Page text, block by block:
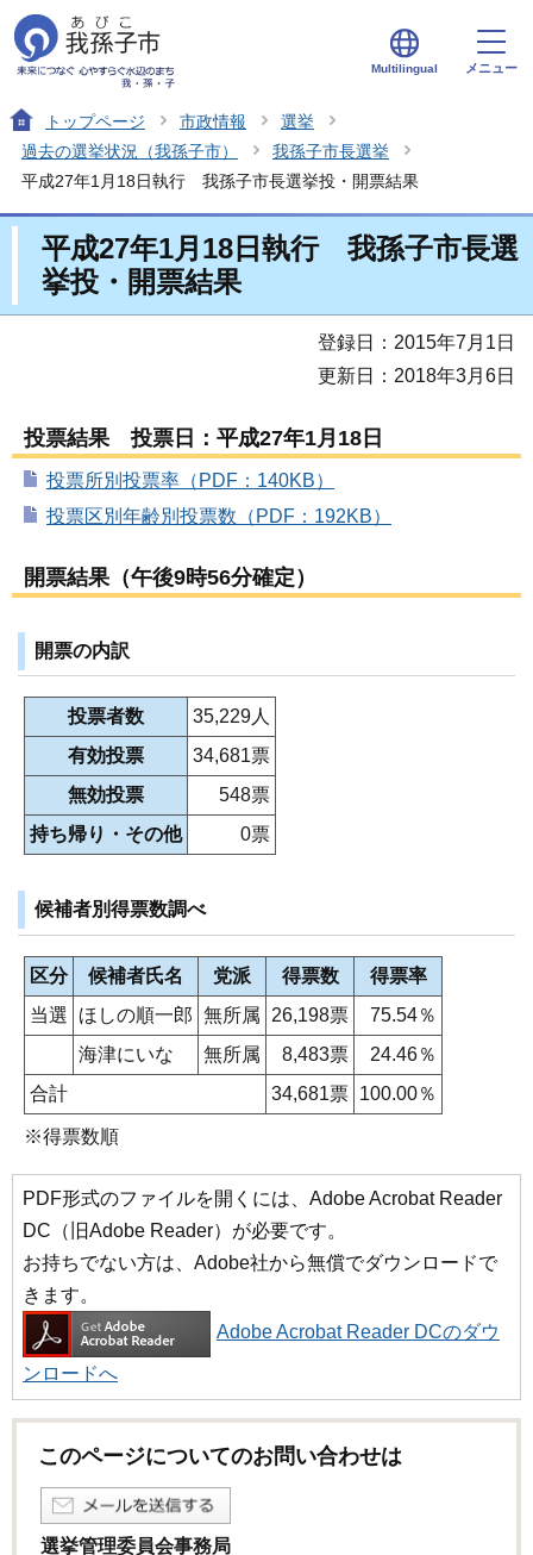
Multilingual メニュー
トップページ 市政情報
選挙
過去の選挙状況（我孫子市）
我孫子市長選挙
平成27年1月18日執行 我孫子市長選挙投・開票結果
平成27年1月18日執行 我孫子市長選
挙投・開票結果
登録日：2015年7月1日
更新日：2018年3月6日
投票結果 投票日：平成27年1月18日
投票所別投票率（PDF：140KB）
投票区別年齢別投票数（PDF：192KB）
開票結果（午後9時56分確定）
開票の内訳
投票者数
35,229人
有効投票
34,681票
無効投票
548票
持ち帰り・その他
0票
候補者別得票数調べ
区分 候補者氏名 党派 得票数
得票率
当選
ほしの順一郎 無所属 26,198票
75.54％
海津にいな
無所属 8,483票
24.46％
合計
34,681票 100.00％
※得票数順
PDF形式のファイルを開くには、Adobe Acrobat Reader
DC（旧Adobe Reader）が必要です。
お持ちでない方は、Adobe社から無償でダウンロードで
きます。
Adobe Acrobat Reader DCのダウ
ンロードへ
このページについてのお問い合わせは
選挙管理委員会事務局